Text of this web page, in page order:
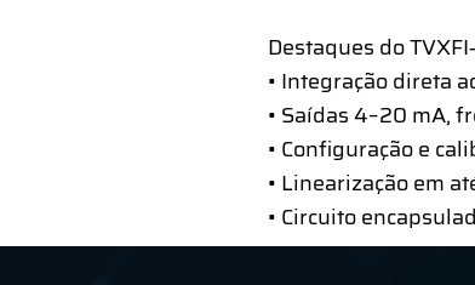
Destaques do
• Integração direta
• Saídas 4–20 mA,
• Configuração e
• Linearização em
• Circuito